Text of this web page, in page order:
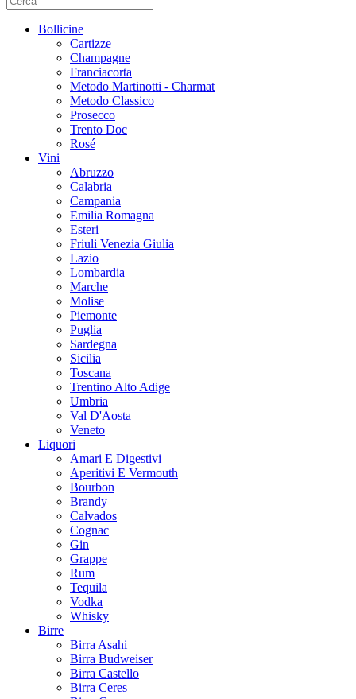
Bollicine
Cartizze
Champagne
Franciacorta
Metodo Martinotti - Charmat
Metodo Classico
Prosecco
Trento Doc
Rosé
Vini
Abruzzo
Calabria
Campania
Emilia Romagna
Esteri
Friuli Venezia Giulia
Lazio
Lombardia
Marche
Molise
Piemonte
Puglia
Sardegna
Sicilia
Toscana
Trentino Alto Adige
Umbria
Val D'Aosta
Veneto
Liquori
Amari E Digestivi
Aperitivi E Vermouth
Bourbon
Brandy
Calvados
Cognac
Gin
Grappe
Rum
Tequila
Vodka
Whisky
Birre
Birra Asahi
Birra Budweiser
Birra Castello
Birra Ceres